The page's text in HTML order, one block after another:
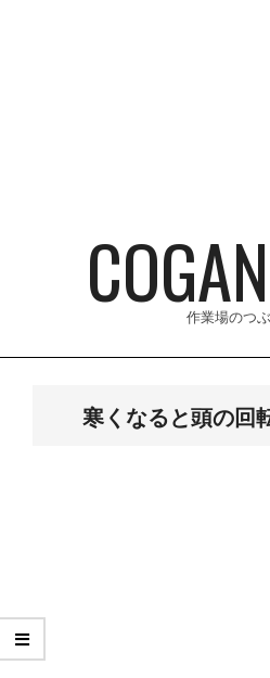
作業場のつ
寒くなると頭の回